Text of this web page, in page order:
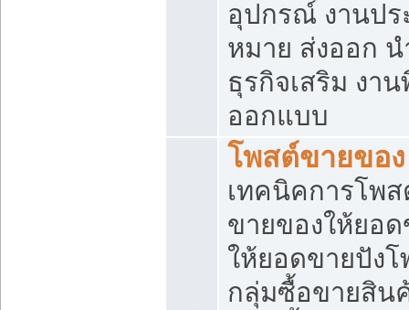
อุปกรณ์ งานป
หมาย ส่งออก น
ธุรกิจเสริม งา
ออกแบบ
โพสต์ขายของ
เทคนิคการโพ
ขายของให้ยอ
ให้ยอดขายปัง
กลุ่มซื้อขายสิน